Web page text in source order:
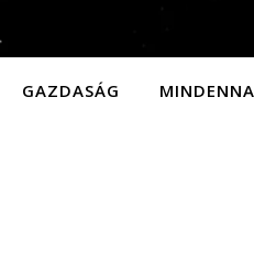
GAZDASÁG